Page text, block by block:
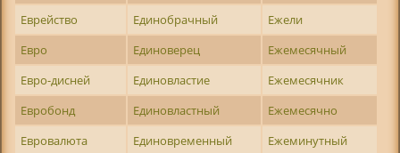
Еврейство
Единобрачный
Ежели
Евро
Единоверец
Ежемесячный
Евро-дисней
Единовластие
Ежемесячник
Евробонд
Единовластный
Ежемесячно
Евровалюта
Единовременный
Ежеминутный